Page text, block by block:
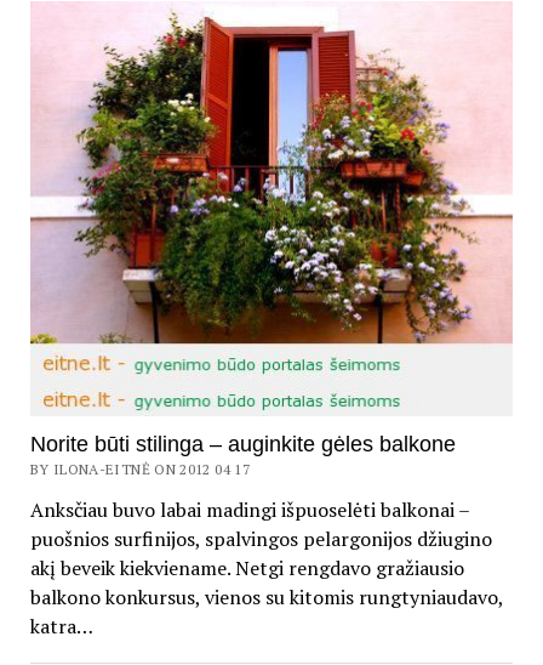
Norite būti stilinga – auginkite gėles balkone
BY ILONA-EITNĖ ON 2012 04 17
Anksčiau buvo labai madingi išpuoselėti balkonai –
puošnios surfinijos, spalvingos pelargonijos džiugino
akį beveik kiekviename. Netgi rengdavo gražiausio
balkono konkursus, vienos su kitomis rungtyniaudavo,
katra…